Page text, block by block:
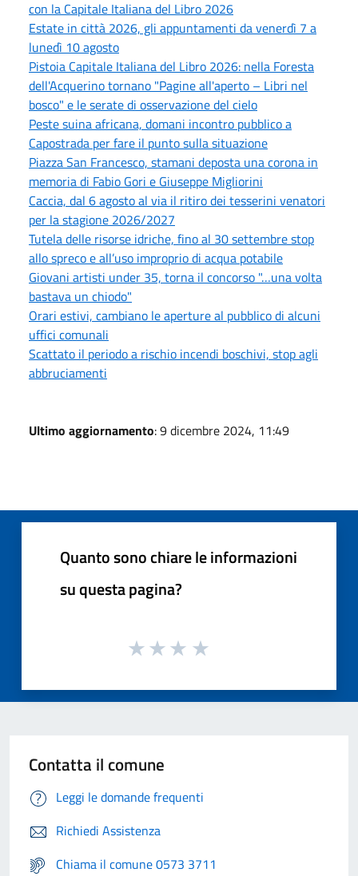
con la Capitale Italiana del Libro 2026
Estate in città 2026, gli appuntamenti da venerdì 7 a
lunedì 10 agosto
Pistoia Capitale Italiana del Libro 2026: nella Foresta
dell'Acquerino tornano "Pagine all'aperto – Libri nel
bosco" e le serate di osservazione del cielo
Peste suina africana, domani incontro pubblico a
Capostrada per fare il punto sulla situazione
Piazza San Francesco, stamani deposta una corona in
memoria di Fabio Gori e Giuseppe Migliorini
Caccia, dal 6 agosto al via il ritiro dei tesserini venatori
per la stagione 2026/2027
Tutela delle risorse idriche, fino al 30 settembre stop
allo spreco e all’uso improprio di acqua potabile
Giovani artisti under 35, torna il concorso "…una volta
bastava un chiodo"
Orari estivi, cambiano le aperture al pubblico di alcuni
uffici comunali
Scattato il periodo a rischio incendi boschivi, stop agli
abbruciamenti
Ultimo aggiornamento: 9 dicembre 2024, 11:49
Quanto sono chiare le informazioni
su questa pagina?
Contatta il comune
Leggi le domande frequenti
Richiedi Assistenza
Chiama il comune 0573 3711